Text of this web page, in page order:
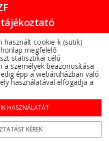
nyilatkozat
www.gumibomba.hu
használt cookie-k (sütik)
megfelelő
statisztikai célú
a személyek beazonosítása
épp a webáruházban való
használatával elfogadja a
HASZNÁLATÁT
KÉREK